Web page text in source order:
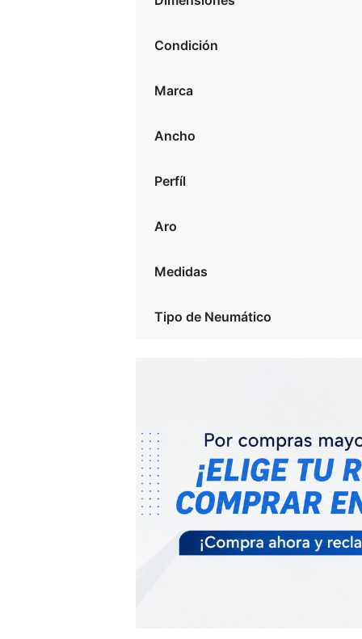
Condición
Marca
Ancho
Perfíl
Aro
Medidas
Tipo de Neumático